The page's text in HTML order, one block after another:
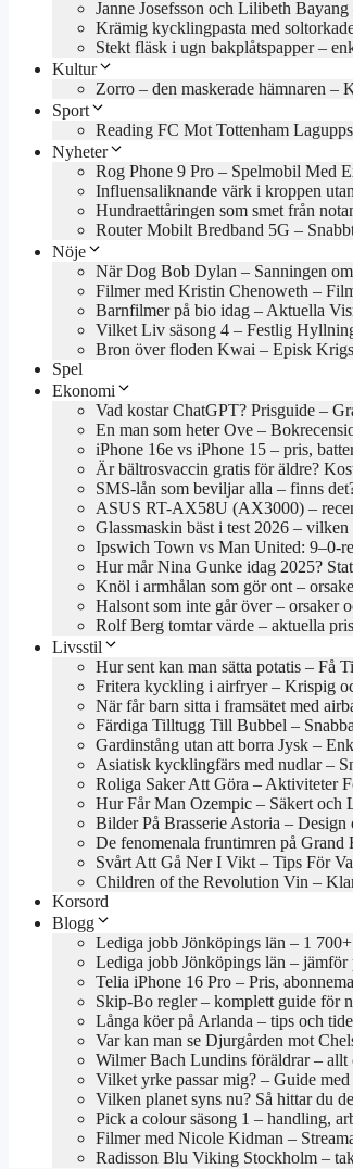
Janne Josefsson och Lilibeth Bayang
Krämig kycklingpasta med
Stekt fläsk i ugn bakplåtspapper –
Kultur
Zorro – den maskerade hämnaren –
Sport
Reading FC Mot Tottenham
Nyheter
Rog Phone 9 Pro – Spelmobil Med
Influensaliknande värk i kroppen
Hundraettåringen som smet från
Router Mobilt Bredband 5G –
Nöje
När Dog Bob Dylan – Sanningen
Filmer med Kristin Chenoweth –
Barnfilmer på bio idag – Aktuella
Vilket Liv säsong 4 – Festlig
Bron över floden Kwai – Episk
Spel
Ekonomi
Vad kostar ChatGPT? Prisguide –
En man som heter Ove –
iPhone 16e vs iPhone 15 – pris,
Är bältrosvaccin gratis för äldre?
SMS-lån som beviljar alla – finns
ASUS RT-AX58U (AX3000) –
Glassmaskin bäst i test 2026 – vilken
Ipswich Town vs Man United: 9–0-
Hur mår Nina Gunke idag 2025?
Knöl i armhålan som gör ont –
Halsont som inte går över – orsaker
Rolf Berg tomtar värde – aktuella
Livsstil
Hur sent kan man sätta potatis – Få
Fritera kyckling i airfryer – Krispig
När får barn sitta i framsätet med
Färdiga Tilltugg Till Bubbel –
Gardinstång utan att borra Jysk –
Asiatisk kycklingfärs med nudlar –
Roliga Saker Att Göra – Aktiviteter
Hur Får Man Ozempic – Säkert och
Bilder På Brasserie Astoria – Design
De fenomenala fruntimren på
Svårt Att Gå Ner I Vikt – Tips För
Children of the Revolution Vin –
Korsord
Blogg
Lediga jobb Jönköpings län – 1
Lediga jobb Jönköpings län – jämför
Telia iPhone 16 Pro – Pris,
Skip-Bo regler – komplett guide för
Långa köer på Arlanda – tips och
Var kan man se Djurgården mot
Wilmer Bach Lundins föräldrar – allt
Vilket yrke passar mig? – Guide
Vilken planet syns nu? Så hittar du
Pick a colour säsong 1 – handling,
Filmer med Nicole Kidman –
Radisson Blu Viking Stockholm –